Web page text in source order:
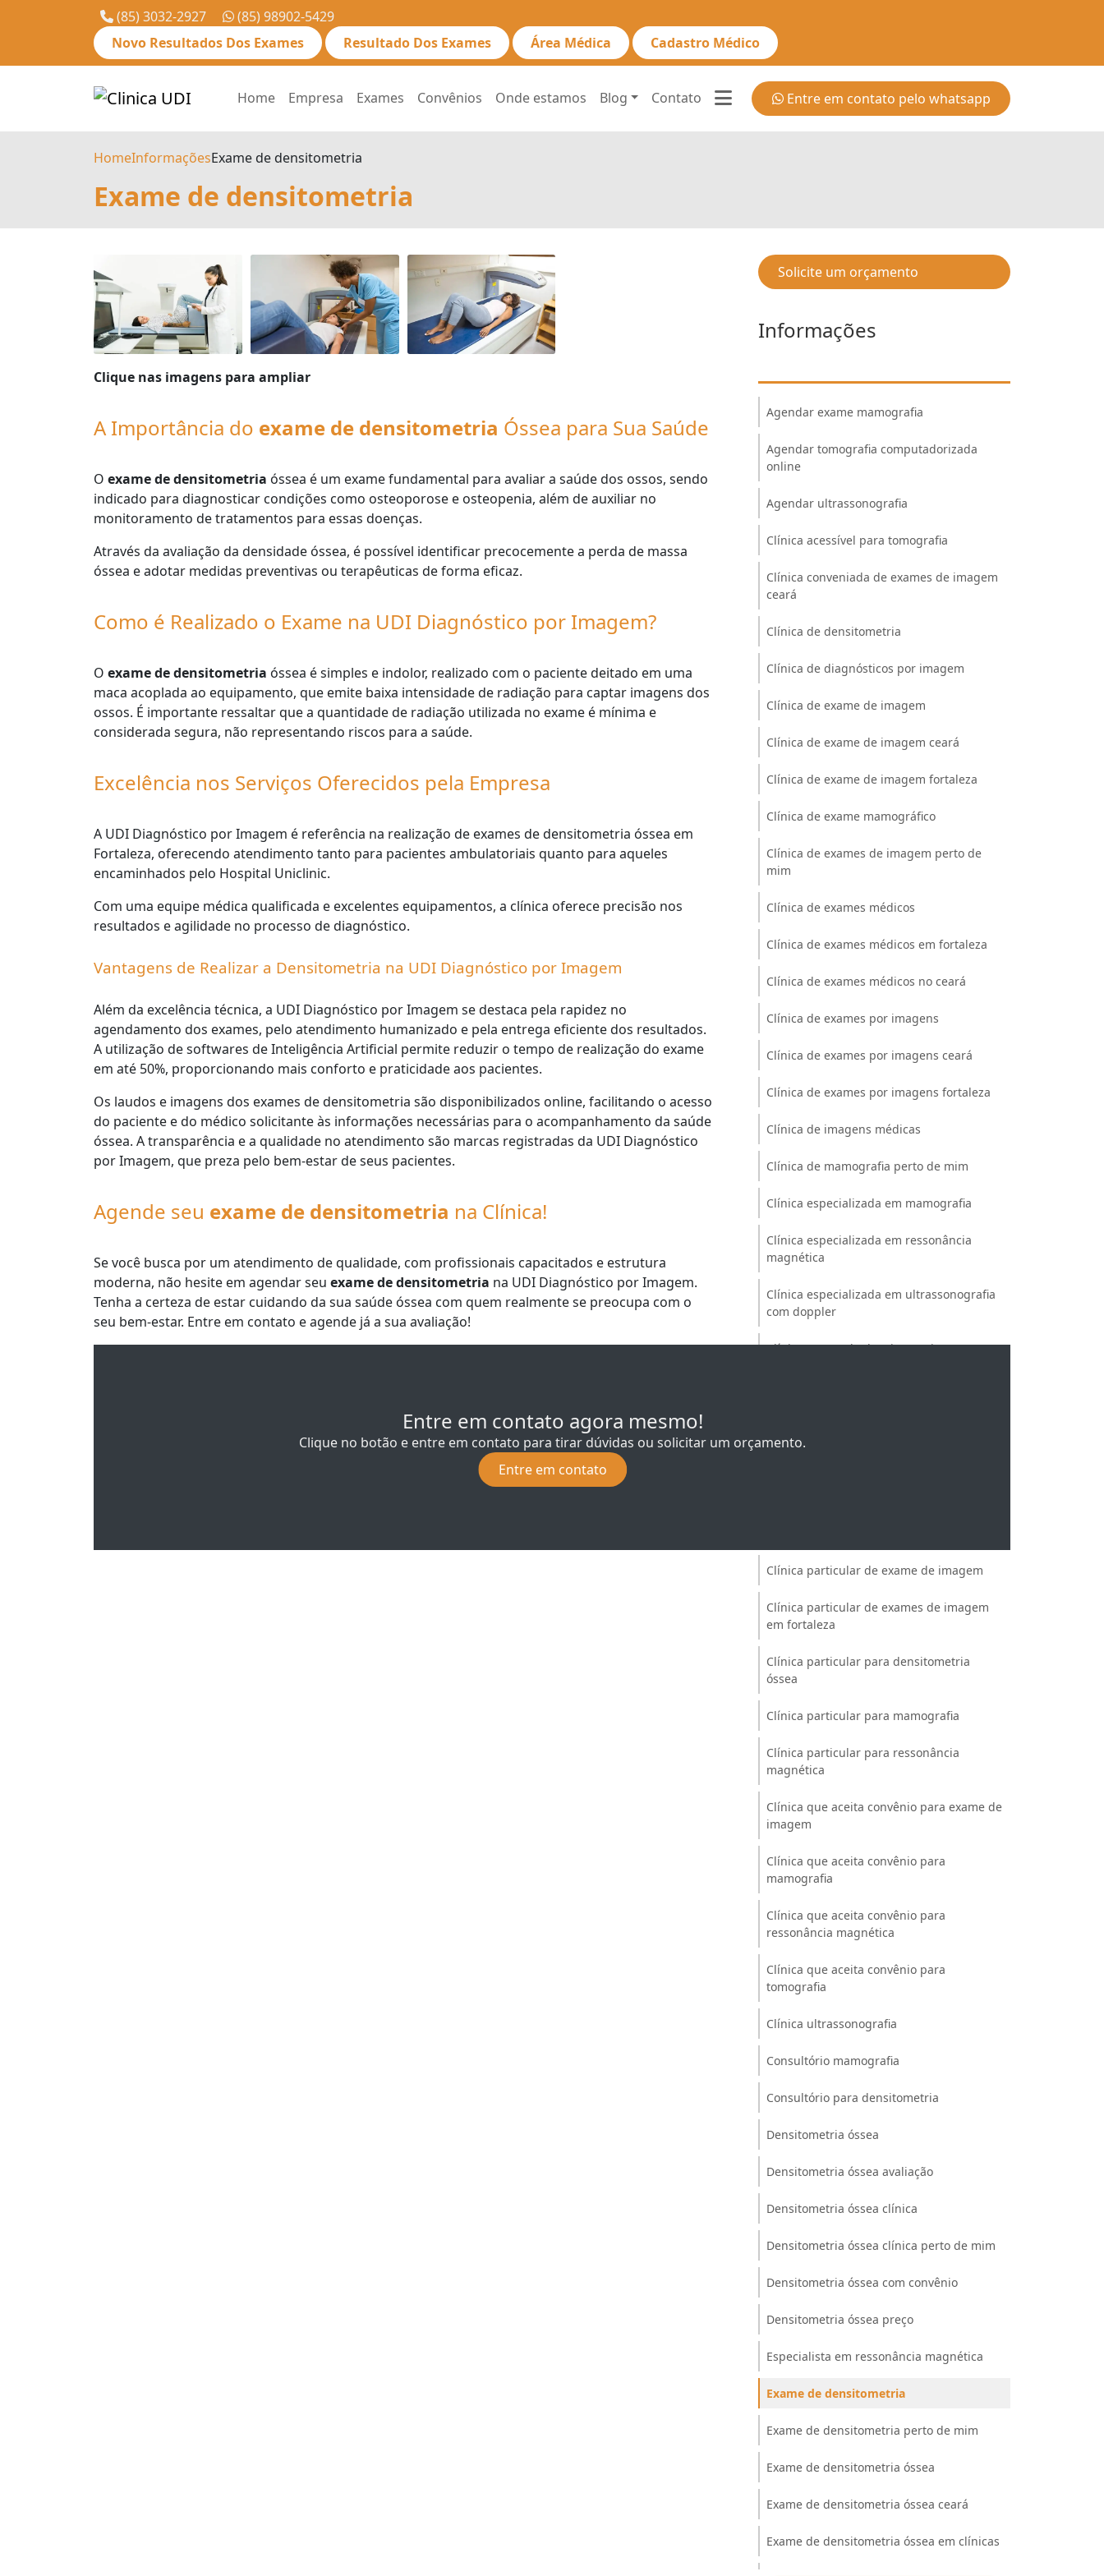
(85) 3032-2927
(85) 98902-5429
Novo Resultados Dos Exames
Resultado Dos Exames Área Médica Cadastro Médico
Home Empresa Exames Convênios Onde estamos Blog Contato Entre em contato pelo whatsapp
HomeInformaçõesExame de densitometria
Exame de densitometria
Clique nas imagens para ampliar
A Importância do exame de densitometria Óssea para Sua Saúde
O exame de densitometria óssea é um exame fundamental para avaliar a saúde dos ossos, sendo
indicado para diagnosticar condições como osteoporose e osteopenia, além de auxiliar no
monitoramento de tratamentos para essas doenças.
Através da avaliação da densidade óssea, é possível identificar precocemente a perda de massa
óssea e adotar medidas preventivas ou terapêuticas de forma eficaz.
Como é Realizado o Exame na UDI Diagnóstico por Imagem?
O exame de densitometria óssea é simples e indolor, realizado com o paciente deitado em uma
maca acoplada ao equipamento, que emite baixa intensidade de radiação para captar imagens dos
ossos. É importante ressaltar que a quantidade de radiação utilizada no exame é mínima e
considerada segura, não representando riscos para a saúde.
Excelência nos Serviços Oferecidos pela Empresa
A UDI Diagnóstico por Imagem é referência na realização de exames de densitometria óssea em
Fortaleza, oferecendo atendimento tanto para pacientes ambulatoriais quanto para aqueles
encaminhados pelo Hospital Uniclinic.
Com uma equipe médica qualificada e excelentes equipamentos, a clínica oferece precisão nos
resultados e agilidade no processo de diagnóstico.
Vantagens de Realizar a Densitometria na UDI Diagnóstico por Imagem
Além da excelência técnica, a UDI Diagnóstico por Imagem se destaca pela rapidez no
agendamento dos exames, pelo atendimento humanizado e pela entrega eficiente dos resultados.
A utilização de softwares de Inteligência Artificial permite reduzir o tempo de realização do exame
em até 50%, proporcionando mais conforto e praticidade aos pacientes.
Os laudos e imagens dos exames de densitometria são disponibilizados online, facilitando o acesso
do paciente e do médico solicitante às informações necessárias para o acompanhamento da saúde
óssea. A transparência e a qualidade no atendimento são marcas registradas da UDI Diagnóstico
por Imagem, que preza pelo bem-estar de seus pacientes.
Agende seu exame de densitometria na Clínica!
Se você busca por um atendimento de qualidade, com profissionais capacitados e estrutura
moderna, não hesite em agendar seu exame de densitometria na UDI Diagnóstico por Imagem.
Tenha a certeza de estar cuidando da sua saúde óssea com quem realmente se preocupa com o
seu bem-estar. Entre em contato e agende já a sua avaliação!
Entre em contato agora mesmo!
Clique no botão e entre em contato para tirar dúvidas ou solicitar um orçamento.
Entre em contato
Solicite um orçamento
Informações
Agendar exame mamografia
Agendar tomografia computadorizada
online
Agendar ultrassonografia
Clínica acessível para tomografia
Clínica conveniada de exames de imagem
ceará
Clínica de densitometria
Clínica de diagnósticos por imagem
Clínica de exame de imagem
Clínica de exame de imagem ceará
Clínica de exame de imagem fortaleza
Clínica de exame mamográfico
Clínica de exames de imagem perto de
mim
Clínica de exames médicos
Clínica de exames médicos em fortaleza
Clínica de exames médicos no ceará
Clínica de exames por imagens
Clínica de exames por imagens ceará
Clínica de exames por imagens fortaleza
Clínica de imagens médicas
Clínica de mamografia perto de mim
Clínica especializada em mamografia
Clínica especializada em ressonância
magnética
Clínica especializada em ultrassonografia
com doppler
Clínica exame de densitometria
Clínica particular de exame de imagem
Clínica particular de exames de imagem
em fortaleza
Clínica particular para densitometria
óssea
Clínica particular para mamografia
Clínica particular para ressonância
magnética
Clínica que aceita convênio para exame de
imagem
Clínica que aceita convênio para
mamografia
Clínica que aceita convênio para
ressonância magnética
Clínica que aceita convênio para
tomografia
Clínica ultrassonografia
Consultório mamografia
Consultório para densitometria
Densitometria óssea
Densitometria óssea avaliação
Densitometria óssea clínica
Densitometria óssea clínica perto de mim
Densitometria óssea com convênio
Densitometria óssea preço
Especialista em ressonância magnética
Exame de densitometria
Exame de densitometria perto de mim
Exame de densitometria óssea
Exame de densitometria óssea ceará
Exame de densitometria óssea em clínicas